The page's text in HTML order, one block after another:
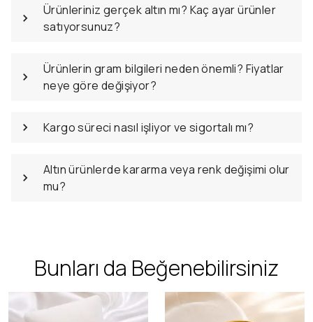
Ürünleriniz gerçek altın mı? Kaç ayar ürünler
satıyorsunuz?
Ürünlerin gram bilgileri neden önemli? Fiyatlar
neye göre değişiyor?
Kargo süreci nasıl işliyor ve sigortalı mı?
Altın ürünlerde kararma veya renk değişimi olur
mu?
Bunları da Beğenebilirsiniz